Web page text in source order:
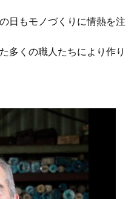
日もモノづくりに情熱を注
多くの職人たちにより作り